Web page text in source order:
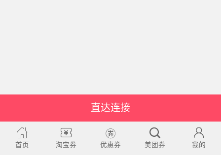
直达连接
首页 淘宝券 优惠券 美团券 我的